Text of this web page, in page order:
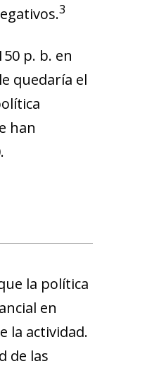
3
p. b. en
quedaría el
han
la política
en
la actividad.
de las